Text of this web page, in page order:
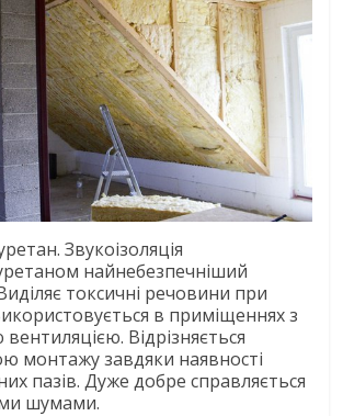
Звукоізоляція
найнебезпечніший
токсичні речовини при
в приміщеннях з
Відрізняється
монтажу завдяки наявності
пазів. Дуже добре справляється
шумами.